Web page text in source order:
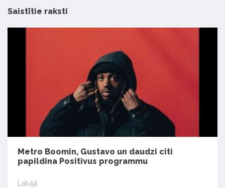
Saistītie raksti
Metro Boomin, Gustavo un daudzi citi
papildina Positivus programmu
Latvijā